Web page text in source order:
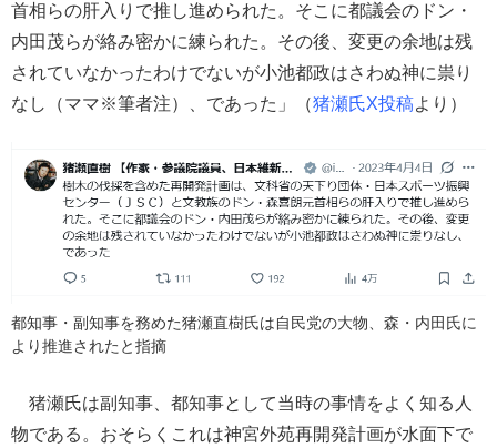
首相らの肝入りで推し進められた。そこに都議会のドン・
内田茂らが絡み密かに練られた。その後、変更の余地は残
されていなかったわけでないが小池都政はさわぬ神に祟り
なし（ママ※筆者注）、であった」（猪瀬氏X投稿より）
都知事・副知事を務めた猪瀬直樹氏は自民党の大物、森・内田氏に
より推進されたと指摘
猪瀬氏は副知事、都知事として当時の事情をよく知る人
物である。おそらくこれは神宮外苑再開発計画が水面下で